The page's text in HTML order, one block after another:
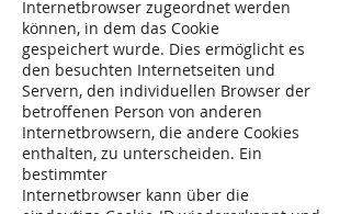
Internetbrowser zugeordnet werden
können, in dem das Cookie
gespeichert wurde. Dies ermöglicht es
den besuchten Internetseiten und
Servern, den individuellen Browser der
betroffenen Person von anderen
Internetbrowsern, die andere Cookies
enthalten, zu unterscheiden. Ein
bestimmter
Internetbrowser kann über die